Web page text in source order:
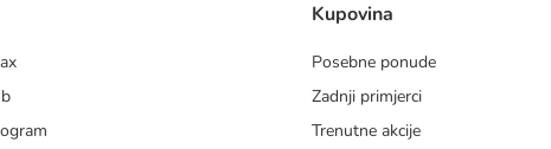
Kupovina
Posebne ponude
Zadnji primjerci
Trenutne akcije